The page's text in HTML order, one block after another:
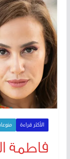
الأكثر قراءة
فاطمة